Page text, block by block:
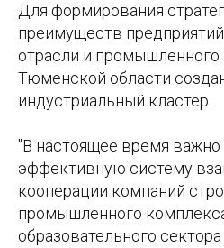
Для формирования
преимуществ
отрасли и промышленного
Тюменской области
индустриальный кластер.
"В настоящее время важно
эффективную систему
кооперации компаний
промышленного
образовательного